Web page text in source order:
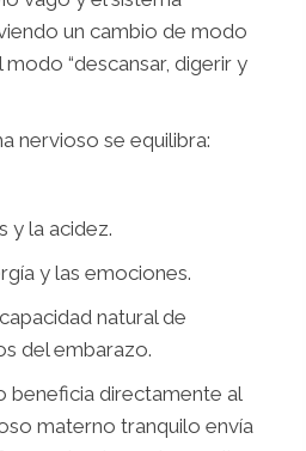
un cambio de modo
modo “descansar, digerir y
nervioso se equilibra:
y la acidez.
y las emociones.
natural de
del embarazo.
beneficia directamente al
materno tranquilo envía